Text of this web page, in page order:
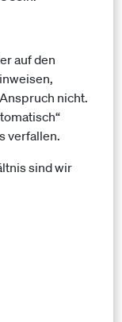
auf den
nicht.
verfallen.
sind wir